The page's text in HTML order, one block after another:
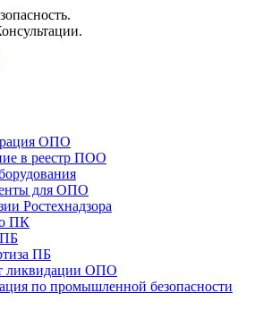
ОПО
в реестр ПОО
для ОПО
Ростехнадзора
ПК
ПБ
ликвидации ОПО
по промышленной безопасности